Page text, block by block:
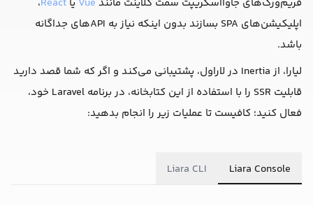
اپلیکیشن‌های SPA بسازند بدون اینکه نیاز به APIهای جداگانه
باشد.
لیارا، از Inertia در لاراول، پشتیبانی می‌کند و اگر که شما قصد دارید
قابلیت SSR را با استفاده از این کتابخانه، در برنامه Laravel خود،
فعال کنید؛ کافیست تا عملیات زیر را انجام بدهید:
Liara Console
Liara CLI